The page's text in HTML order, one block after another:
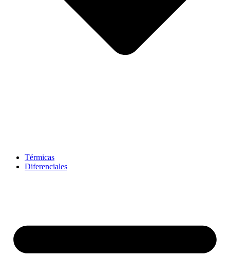
Térmicas
Diferenciales